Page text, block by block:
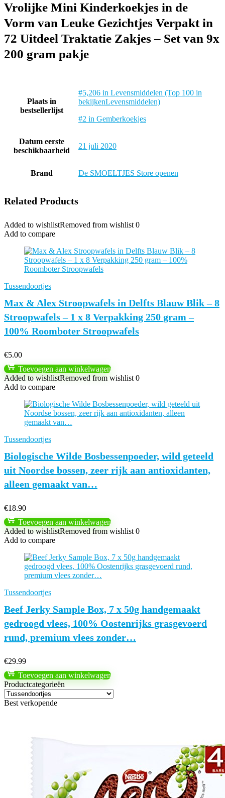
Vrolijke Mini Kinderkoekjes in de
Vorm van Leuke Gezichtjes Verpakt in
72 Uitdeel Traktatie Zakjes – Set van 9x
200 gram pakje
Plaats in
bestsellerlijst
#5,206 in Levensmiddelen (Top 100 in
bekijkenLevensmiddelen)
#2 in Gemberkoekjes
Datum eerste
beschikbaarheid
21 juli 2020
Brand De SMOELTJES Store openen
Related Products
Added to wishlistRemoved from wishlist 0
Add to compare
Tussendoortjes
Max & Alex Stroopwafels in Delfts Blauw Blik – 8
Stroopwafels – 1 x 8 Verpakking 250 gram –
100% Roomboter Stroopwafels
€5.00
Toevoegen aan winkelwagen
Added to wishlistRemoved from wishlist 0
Add to compare
Tussendoortjes
Biologische Wilde Bosbessenpoeder, wild geteeld
uit Noordse bossen, zeer rijk aan antioxidanten,
alleen gemaakt van…
€18.90
Toevoegen aan winkelwagen
Added to wishlistRemoved from wishlist 0
Add to compare
Tussendoortjes
Beef Jerky Sample Box, 7 x 50g handgemaakt
gedroogd vlees, 100% Oostenrijks grasgevoerd
rund, premium vlees zonder…
€29.99
Toevoegen aan winkelwagen
Productcategorieën
Best verkopende